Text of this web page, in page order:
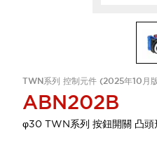
TWN系列 控制元件 (2025年10月
ABN202B
φ30 TWN系列 按鈕開關 凸